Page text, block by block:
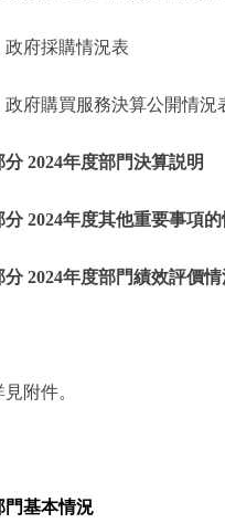
府採購情況表
購買服務決算公開情況
2024年度部門決算説明
2024年度其他重要事項的
2024年度部門績效評價情
附件。
門基本情況